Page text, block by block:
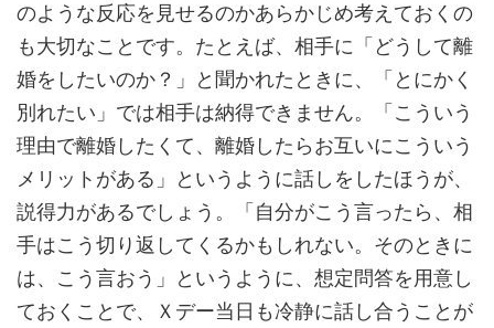
のような反応を見せるのかあらかじめ考えておくの
も大切なことです。たとえば、相手に「どうして離
婚をしたいのか？」と聞かれたときに、「とにかく
別れたい」では相手は納得できません。「こういう
理由で離婚したくて、離婚したらお互いにこういう
メリットがある」というように話しをしたほうが、
説得力があるでしょう。「自分がこう言ったら、相
手はこう切り返してくるかもしれない。そのときに
は、こう言おう」というように、想定問答を用意し
ておくことで、Ｘデー当日も冷静に話し合うことが